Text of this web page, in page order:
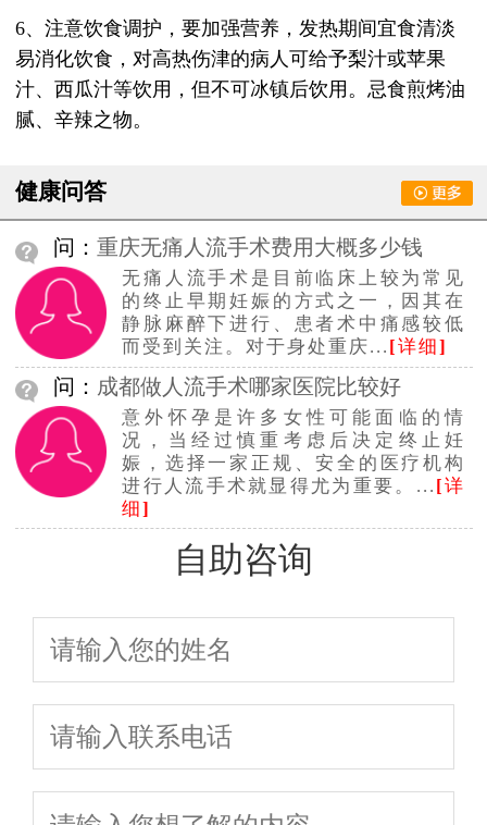
6、注意饮食调护，要加强营养，发热期间宜食清淡
易消化饮食，对高热伤津的病人可给予梨汁或苹果
汁、西瓜汁等饮用，但不可冰镇后饮用。忌食煎烤油
腻、辛辣之物。
健康问答
问： 重庆无痛人流手术费用大概多少钱
无痛人流手术是目前临床上较为常见
的终止早期妊娠的方式之一，因其在
静脉麻醉下进行、患者术中痛感较低
而受到关注。对于身处重庆... [详细]
问： 成都做人流手术哪家医院比较好
意外怀孕是许多女性可能面临的情
况，当经过慎重考虑后决定终止妊
娠，选择一家正规、安全的医疗机构
进行人流手术就显得尤为重要。... [详
细]
自助咨询